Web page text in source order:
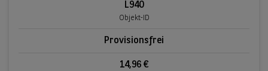
L940
Objekt-ID
Provisionsfrei
14,96 €